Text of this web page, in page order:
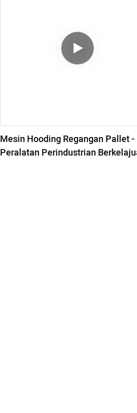
Mesin Hooding Regangan Pallet -
Peralatan Perindustrian